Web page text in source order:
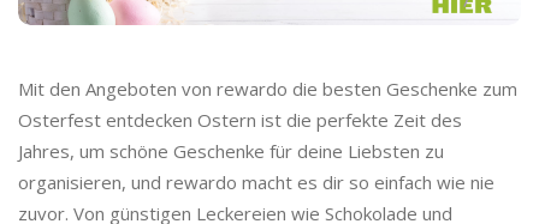
b
a
c
Mit den Angeboten von rewardo die besten Geschenke zum
Osterfest entdecken Ostern ist die perfekte Zeit des
Jahres, um schöne Geschenke für deine Liebsten zu
organisieren, und rewardo macht es dir so einfach wie nie
zuvor. Von günstigen Leckereien wie Schokolade und